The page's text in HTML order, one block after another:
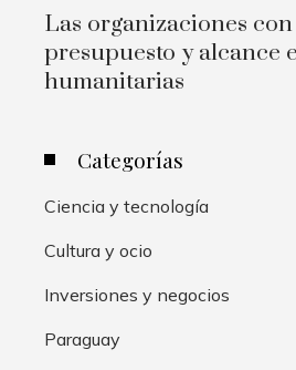
Las organizaciones
presupuesto y alcance
humanitarias
Categorías
Ciencia y tecnología
Cultura y ocio
Inversiones y negocios
Paraguay